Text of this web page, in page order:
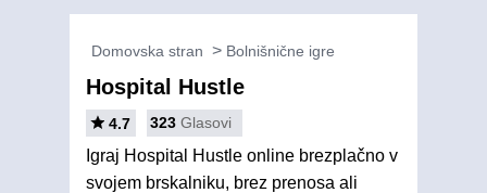
Domovska stran Bolnišnične igre
Hospital Hustle
4.7 323 Glasovi
Igraj Hospital Hustle online brezplačno v
svojem brskalniku, brez prenosa ali